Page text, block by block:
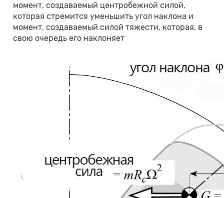
момент, создаваемый центробежной силой,
которая стремится уменьшить угол наклона и
момент, создаваемый силой тяжести, которая, в
свою очередь его наклоняет